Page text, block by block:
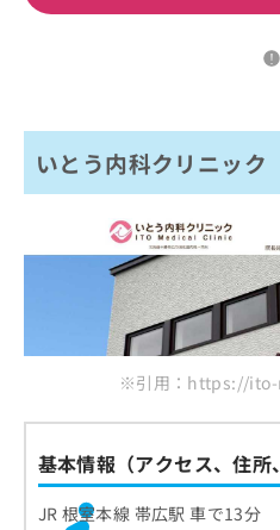
いとう内科クリニック
※引用：https://
基本情報（アクセス、住所
JR 根室本線 帯広駅 車で13分